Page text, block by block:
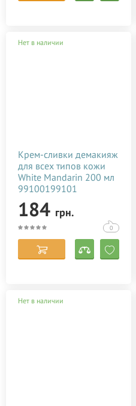
Нет в наличии
Крем-сливки демакияж
для всех типов кожи
White Mandarin 200 мл
99100199101
184 грн.
0
Нет в наличии